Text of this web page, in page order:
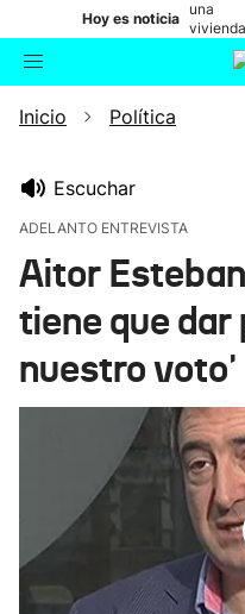
Hoy es noticia
una
vivienda
de
Buscador
Inicio Política
Escuchar
ADELANTO ENTREVISTA
Aitor
tiene que
nuestro voto'